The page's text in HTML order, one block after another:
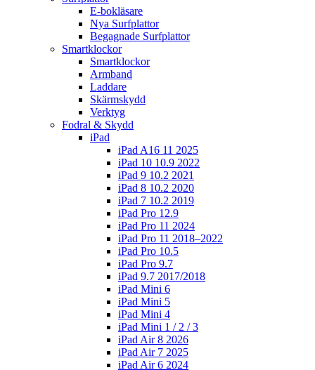
E-bokläsare
Nya Surfplattor
Begagnade Surfplattor
Smartklockor
Smartklockor
Armband
Laddare
Skärmskydd
Verktyg
Fodral & Skydd
iPad
iPad A16 11 2025
iPad 10 10.9 2022
iPad 9 10.2 2021
iPad 8 10.2 2020
iPad 7 10.2 2019
iPad Pro 12.9
iPad Pro 11 2024
iPad Pro 11 2018–2022
iPad Pro 10.5
iPad Pro 9.7
iPad 9.7 2017/2018
iPad Mini 6
iPad Mini 5
iPad Mini 4
iPad Mini 1 / 2 / 3
iPad Air 8 2026
iPad Air 7 2025
iPad Air 6 2024